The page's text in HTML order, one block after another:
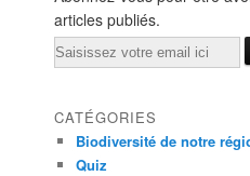
articles publiés.
Email
CATÉGORIES
Biodiversité de notre
Quiz